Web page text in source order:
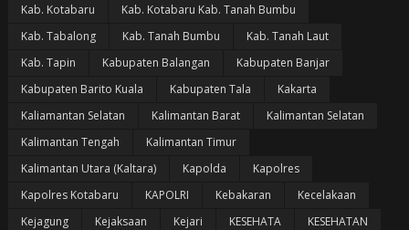
Kab. Kotabaru
Kab. Kotabaru Kab. Tanah Bumbu
Kab. Tabalong
Kab. Tanah Bumbu
Kab. Tanah Laut
Kab. Tapin
Kabupaten Balangan
Kabupaten Banjar
Kabupaten Barito Kuala
Kabupaten Tala
Kakarta
Kaliamantan Selatan
Kalimantan Barat
Kalimantan Selatan
Kalimantan Tengah
Kalimantan Timur
Kalimantan Utara (Kaltara)
Kapolda
Kapolres
Kapolres Kotabaru
KAPOLRI Kebakaran
Kecelakaan
Kejagung
Kejaksaan Kejari KESEHATA
KESEHATAN